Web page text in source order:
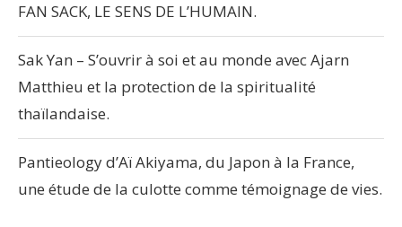
FAN SACK, LE SENS DE L’HUMAIN.
Sak Yan – S’ouvrir à soi et au monde avec Ajarn
Matthieu et la protection de la spiritualité
thaïlandaise.
Pantieology d’Aï Akiyama, du Japon à la France,
une étude de la culotte comme témoignage de vies.